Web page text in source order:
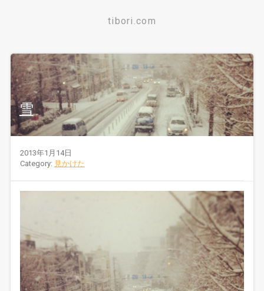
tibori.com
雪
2013年1月14日
Category: 見かけた